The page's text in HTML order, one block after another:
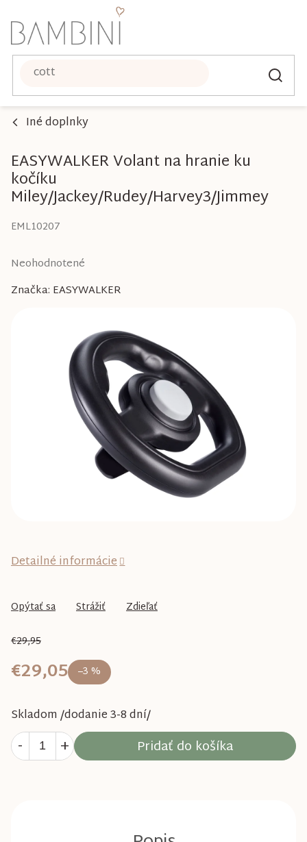
na
obsah
Iné doplnky
EASYWALKER Volant na hranie ku
kočíku
Miley/Jackey/Rudey/Harvey3/Jimmey
EML10207
Priemerné
produktu
hviezdičiek.
Neohodnotené
Značka: EASYWALKER
€29,95
–3 %
€29,05
Skladom /dodanie 3-8 dní/
Pridať do košíka
Detailné informácie
Opýtať sa Strážiť Zdieľať